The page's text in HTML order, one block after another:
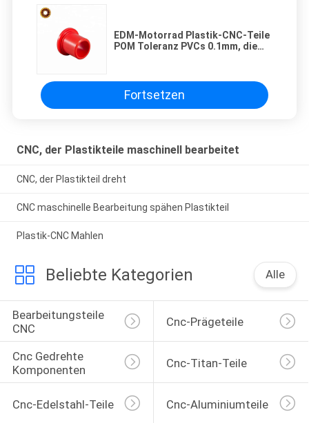
EDM-Motorrad Plastik-CNC-Teile
POM Toleranz PVCs 0.1mm, die
Fortsetzen
CNC, der Plastikteile maschinell bearbeitet
CNC, der Plastikteil dreht
CNC maschinelle Bearbeitung spähen Plastikteil
Plastik-CNC Mahlen
Beliebte Kategorien Alle
Bearbeitungsteile
CNC
Cnc-Prägeteile
Cnc Gedrehte
Komponenten
Cnc-Titan-Teile
Cnc-Edelstahl-Teile Cnc-Aluminiumteile